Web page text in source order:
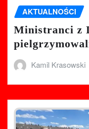
AKTUALNOŚCI
Ministranci z
Kamil Krasowski